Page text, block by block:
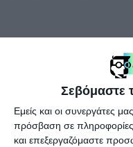
Σεβόμαστε
Εμείς και οι συνεργάτες
πρόσβαση σε
και επεξεργαζόμαστε